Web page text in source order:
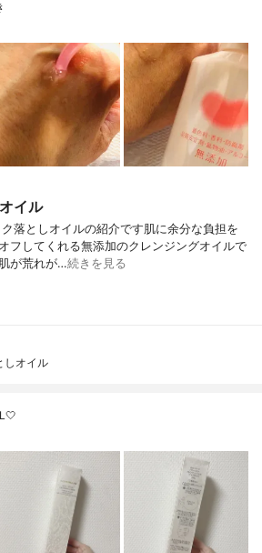
イル
落としオイルの紹介です肌に余分な負担を
フしてくれる無添加のクレンジングオイルで
が荒れが…続きを見る
しオイル